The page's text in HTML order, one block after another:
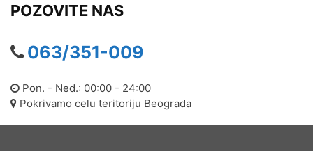
Odgušenje kanalizacije
Odgušenje kanalizacije
Odgušenje kanalizacije Ledine
POZOVITE NAS
063/351-009
Pon. - Ned.: 00:00 - 24:00
Pokrivamo celu teritoriju Beograda